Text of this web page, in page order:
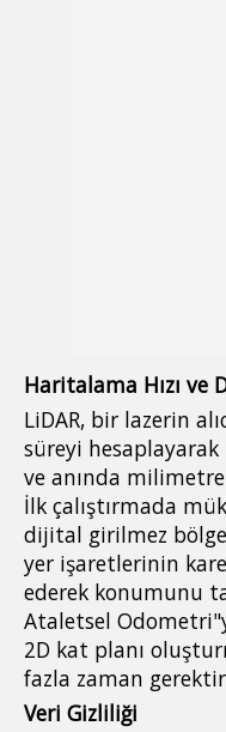
Haritalama Hızı ve
LiDAR, bir lazerin
süreyi
ve anında
İlk çalıştırmada
dijital girilmez
yer işaretlerinin
ederek konumunu
Ataletsel
2D kat planı
fazla zaman
Veri Gizliliği